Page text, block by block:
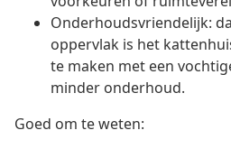
Onderhoudsvriendelijk:
oppervlak is het
te maken met een
minder onderhoud.
Goed om te weten: